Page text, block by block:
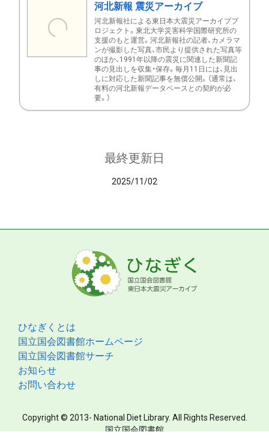
河北新報 震災アーカイブ
河北新報社による東日本大震災アーカイブプ
ロジェクト。東北大学災害科学国際研究所の
支援のもと運営。河北新報社の記者、カメラマ
ンが撮影した写真、市民より提供された写真等
のほか、1991年以降の震災に関連した新聞記
事の見出しを収集・保存。毎月11日には、見出
しに対応した新聞記事を無償公開。（通常は、
有料の河北新報データベースとの契約が必
要。）
最終更新日
2025/11/02
ひなぎくとは
国立国会図書館ホームページ
国立国会図書館サーチ
お知らせ
お問い合わせ
Copyright © 2013- National Diet Library. All Rights Reserved.